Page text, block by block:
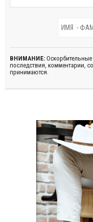
ВНИМАНИЕ:
последствия, комментарии,
принимаются.